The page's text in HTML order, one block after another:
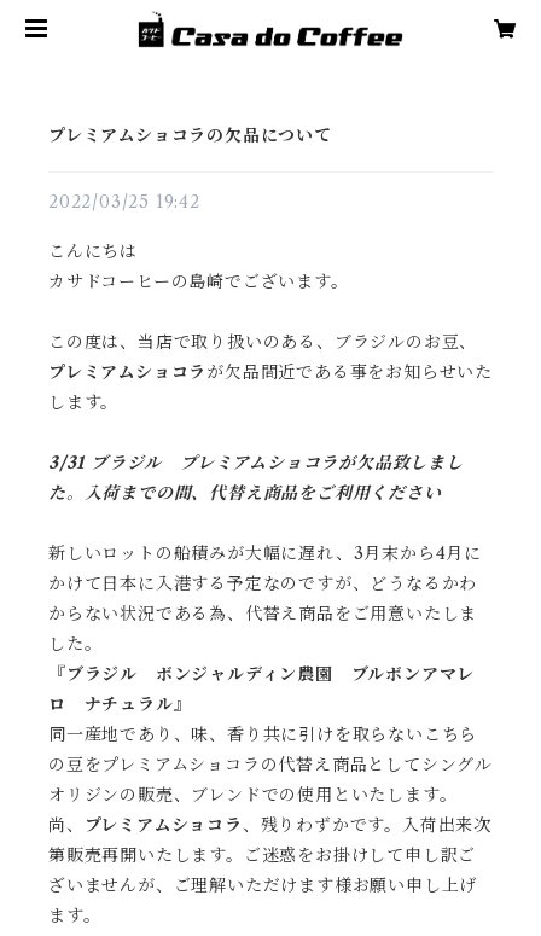
プレミアムショコラの欠品について
2022/03/25 19:42
こんにちは
カサドコーヒーの島崎でございます。
この度は、当店で取り扱いのある、ブラジルのお豆、
プレミアムショコラ が欠品間近である事をお知らせいた
します。
3/31 ブラジル プレミアムショコラが欠品致しまし
た。入荷までの間、代替え商品をご利用ください
新しいロットの船積みが大幅に遅れ、3月末から4月に
かけて日本に入港する予定なのですが、どうなるかわ
からない状況である為、代替え商品をご用意いたしま
した。
『ブラジル ボンジャルディン農園 ブルボンアマレ
ロ ナチュラル』
同一産地であり、味、香り共に引けを取らないこちら
の豆をプレミアムショコラの代替え商品としてシングル
オリジンの販売、ブレンドでの使用といたします。
尚、
プレミアムショコラ、残りわずかです。入荷出来次
第販売再開いたします。ご迷惑をお掛けして申し訳ご
ざいませんが、ご理解いただけます様お願い申し上げ
ます。